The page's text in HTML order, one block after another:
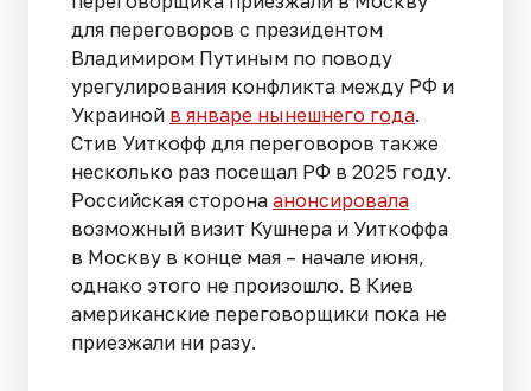
для переговоров с президентом
Владимиром Путиным по поводу
урегулирования конфликта между РФ и
Украиной в январе нынешнего года.
Стив Уиткофф для переговоров также
несколько раз посещал РФ в 2025 году.
Российская сторона анонсировала
возможный визит Кушнера и Уиткоффа
в Москву в конце мая – начале июня,
однако этого не произошло. В Киев
американские переговорщики пока не
приезжали ни разу.